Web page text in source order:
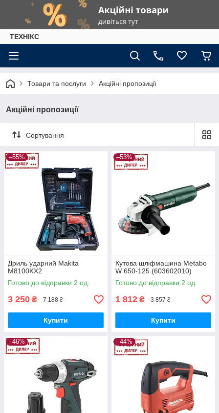
ТЕХНІКС
Товари та послуги Акційні пропозиції
Акційні пропозиції
Сортування
–55%
Дриль ударний Makita
M8100KX2
Готово до відправки 2 од.
3 250 ₴ 7 188 ₴
Купити
–53%
Кутова шліфмашина Metabo
W 650-125 (603602010)
Готово до відправки 2 од.
1 812 ₴ 3 857 ₴
Купити
–46% –44%